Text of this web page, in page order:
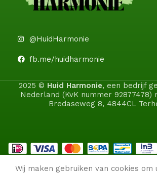
@HuidHarmonie
fb.me/huidharmonie
2025 © Huid Harmonie, een bedrijf
Nederland (KvK nummer 92877478)
Bredaseweg 8, 4844CL
Wij maken gebruiken van cookies om